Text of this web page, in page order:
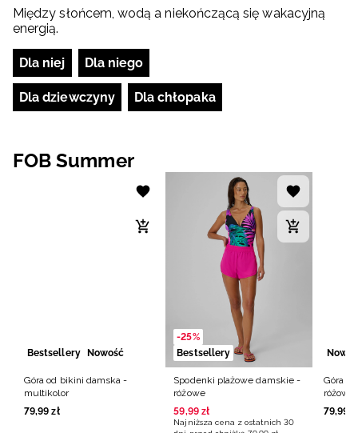
Między słońcem, wodą a niekończącą się wakacyjną
energią.
Dla niej Dla niego
Dla dziewczyny Dla chłopaka
FOB Summer
Bestsellery Nowość
Góra od bikini damska -
multikolor
79,99 zł
-25%
Bestsellery
Spodenki plażowe damskie -
różowe
59,99 zł
Najniższa cena z ostatnich 30
Góra
różowa
79,99
NOWA KOLEKCJA NA BASEN
#FORGETGRAVITY